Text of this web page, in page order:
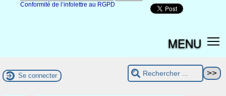
Conformité de l’infolettre au RGPD
MENU
Se connecter